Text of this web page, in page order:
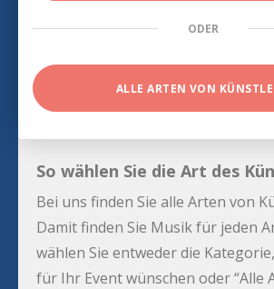
ODER
ALLE ARTEN VON
So wählen Sie die Art des
Bei uns finden Sie alle Arten von
Damit finden Sie Musik für jeden
wählen Sie entweder die
für Ihr Event wünschen oder “Alle